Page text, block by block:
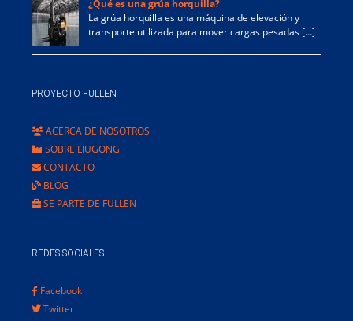
¿Qué es una grúa horquilla?
La grúa horquilla es una máquina de elevación y
transporte utilizada para mover cargas pesadas […]
PROYECTO FULLEN
ACERCA DE NOSOTROS
SOBRE LIUGONG
CONTACTO
BLOG
SE PARTE DE FULLEN
REDES SOCIALES
Facebook
Twitter